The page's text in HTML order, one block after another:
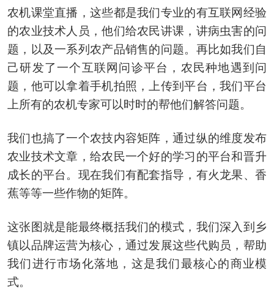
农机课堂直播，这些都是我们专业的有互联网经验
的农业技术人员，他们给农民讲课，讲病虫害的问
题，以及一系列农产品销售的问题。再比如我们自
己研发了一个互联网问诊平台，农民种地遇到问
题，他可以拿着手机拍照，上传到平台，我们平台
上所有的农机专家可以时时的帮他们解答问题。
我们也搞了一个农技内容矩阵，通过纵的维度发布
农业技术文章，给农民一个好的学习的平台和晋升
成长的平台。现在我们有配套指导，有火龙果、香
蕉等等一些作物的矩阵。
这张图就是能最终概括我们的模式，我们深入到乡
镇以品牌运营为核心，通过发展这些代购员，帮助
我们进行市场化落地，这是我们最核心的商业模
式。